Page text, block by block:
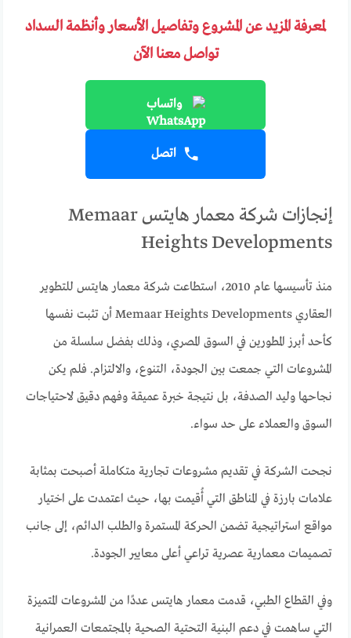
لمعرفة المزيد عن المشروع وتفاصيل الأسعار وأنظمة السداد
تواصل معنا الآن
واتساب
اتصل
إنجازات شركة معمار هايتس Memaar
Heights Developments
منذ تأسيسها عام 2010، استطاعت شركة معمار هايتس للتطوير
العقاري Memaar Heights Developments أن تثبت نفسها
كأحد أبرز المطورين في السوق المصري، وذلك بفضل سلسلة من
المشروعات التي جمعت بين الجودة، التنوع، والالتزام. فلم يكن
نجاحها وليد الصدفة، بل نتيجة خبرة عميقة وفهم دقيق لاحتياجات
السوق والعملاء على حد سواء.
نجحت الشركة في تقديم مشروعات تجارية متكاملة أصبحت بمثابة
علامات بارزة في المناطق التي أُقيمت بها، حيث اعتمدت على اختيار
مواقع استراتيجية تضمن الحركة المستمرة والطلب الدائم، إلى جانب
تصميمات معمارية عصرية تراعي أعلى معايير الجودة.
وفي القطاع الطبي، قدمت معمار هايتس عددًا من المشروعات المتميزة
التي ساهمت في دعم البنية التحتية الصحية بالمجتمعات العمرانية